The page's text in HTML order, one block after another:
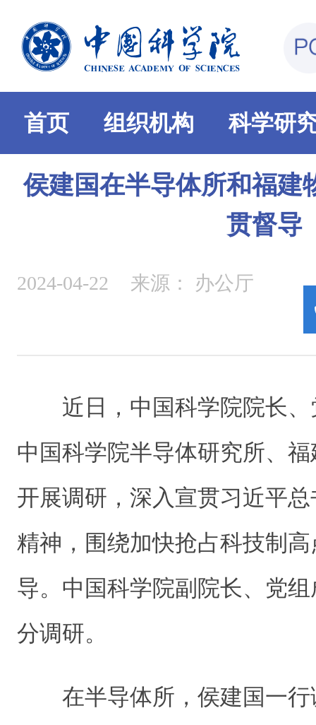
首页 组织机构 科学研
侯建国在半导体所和福建
贯督导
2024-04-22 来源： 办公厅
近日，中国科学院院长
中国科学院半导体研究所、
开展调研，深入宣贯习近平
精神，围绕加快抢占科技制
导。中国科学院副院长、党
分调研。
在半导体所，侯建国一